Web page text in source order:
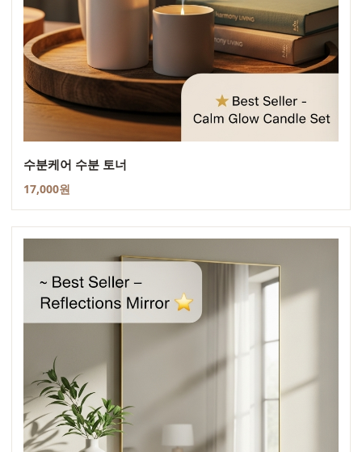
수분케어 수분 토너
17,000원